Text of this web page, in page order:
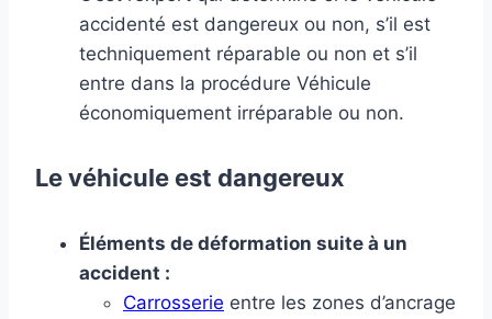
accidenté est dangereux ou non, s’il est
techniquement réparable ou non et s’il
entre dans la procédure Véhicule
économiquement irréparable ou non.
Le véhicule est dangereux
Éléments de déformation suite à un
accident :
Carrosserie entre les zones d’ancrage